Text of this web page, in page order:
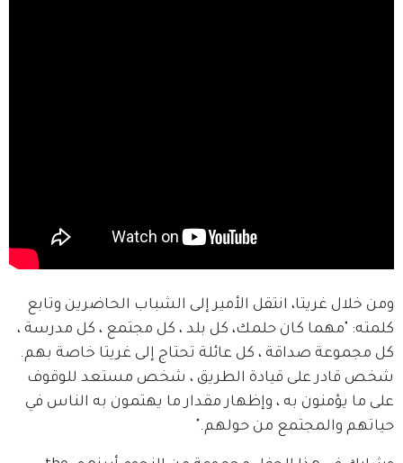
ومن خلال غريتا، انتقل الأمير إلى الشباب الحاضرين وتابع
كلمته: "مهما كان حلمك، كل بلد ، كل مجتمع ، كل مدرسة ،
كل مجموعة صداقة ، كل عائلة تحتاج إلى غريتا خاصة بهم.
شخص قادر على قيادة الطريق ، شخص مستعد للوقوف
على ما يؤمنون به ، وإظهار مقدار ما يهتمون به الناس في
حياتهم والمجتمع من حولهم."